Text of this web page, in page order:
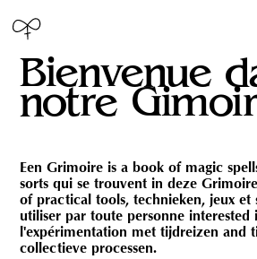
Bienvenue
notre
Een Grimoire is a book of magic
sorts qui se trouvent in deze
of practical tools, technieken, jeux et
utiliser par toute personne interested
l'expérimentation met tijdreizen and
collectieve processen.